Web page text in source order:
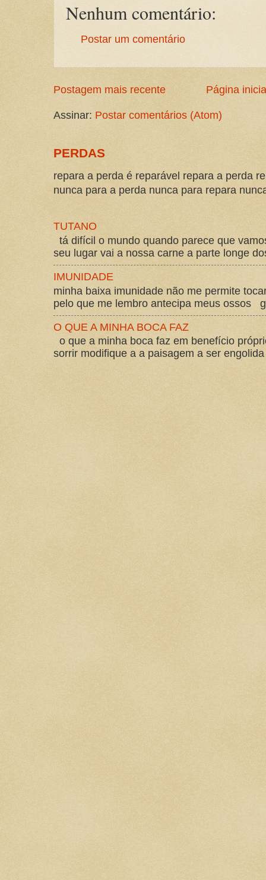
Nenhum comentário:
Postar um comentário
Postagem mais recente Página
Assinar: Postar comentários (Atom)
PERDAS
repara a perda é reparável repara a perda
nunca para a perda nunca para repara
TUTANO
tá difícil o mundo quando parece que
seu lugar vai a nossa carne a parte longe
IMUNIDADE
minha baixa imunidade não me permite
pelo que me lembro antecipa meus ossos
O QUE A MINHA BOCA FAZ
o que a minha boca faz em benefício
sorrir modifique a a paisagem a ser